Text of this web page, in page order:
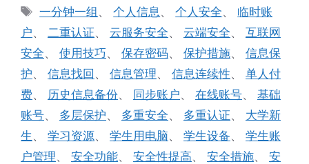
标
签
一分钟一组 、个人信息 、个人安全、 临时账
户、 二重认证、 云服务安全、 云端安全、 互联网
安全、 使用技巧、 保存密码、 保护措施、 信息保
护、 信息找回 、 信息管理、 信息连续性、 单人付
费、 历史信息备份、 同步账户、 在线账号、 基础
账号、 多层保护、 多重安全、 多重认证、 大学新
生 、 学习资源、 学生用电脑、 学生设备、 学生账
户管理、 安全功能、 安全性提高、 安全措施、 安